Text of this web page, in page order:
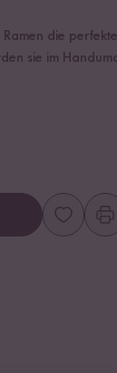
Ramen die
sie im